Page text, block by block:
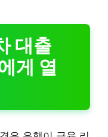
대출
게 열